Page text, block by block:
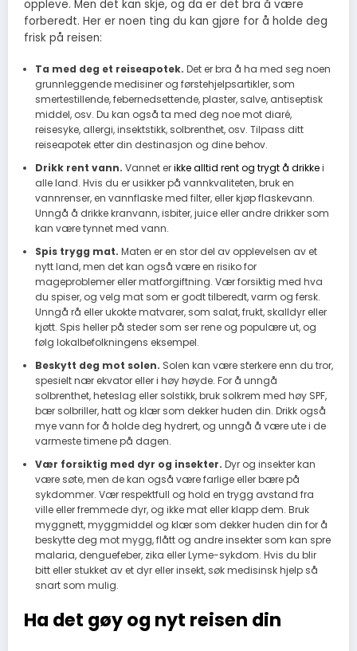
oppleve. Men det kan skje, og da er det bra å være
forberedt. Her er noen ting du kan gjøre for å holde deg
frisk på reisen:
Ta med deg et reiseapotek. Det er bra å ha med seg noen
grunnleggende medisiner og førstehjelpsartikler, som
smertestillende, febernedsettende, plaster, salve, antiseptisk
middel, osv. Du kan også ta med deg noe mot diaré,
reisesyke, allergi, insektstikk, solbrenthet, osv. Tilpass ditt
reiseapotek etter din destinasjon og dine behov.
Drikk rent vann. Vannet erikke alltid rent og trygt å drikkei
alle land. Hvis du er usikker på vannkvaliteten, bruk en
vannrenser, en vannflaske med filter, eller kjøp flaskevann.
Unngå å drikke kranvann, isbiter, juice eller andre drikker som
kan være tynnet med vann.
Spis trygg mat. Maten er en stor del av opplevelsen av et
nytt land, men det kan også være en risiko for
mageproblemer eller matforgiftning. Vær forsiktig med hva
du spiser, og velg mat som er godt tilberedt, varm og fersk.
Unngå rå eller ukokte matvarer, som salat, frukt, skalldyr eller
kjøtt. Spis heller på steder som ser rene og populære ut, og
følg lokalbefolkningens eksempel.
Beskytt deg mot solen. Solen kan være sterkere enn du tror,
spesielt nær ekvator eller i høy høyde. For å unngå
solbrenthet, heteslag eller solstikk, bruk solkrem med høy SPF,
bær solbriller, hatt og klær som dekker huden din. Drikk også
mye vann for å holde deg hydrert, og unngå å være ute i de
varmeste timene på dagen.
Vær forsiktig med dyr og insekter. Dyr og insekter kan
være søte, men de kan også være farlige eller bære på
sykdommer. Vær respektfull og hold en trygg avstand fra
ville eller fremmede dyr, og ikke mat eller klapp dem. Bruk
myggnett, myggmiddel og klær som dekker huden din for å
beskytte deg mot mygg, flått og andre insekter som kan spre
malaria, denguefeber, zika eller Lyme-sykdom. Hvis du blir
bitt eller stukket av et dyr eller insekt, søk medisinsk hjelp så
snart som mulig.
Ha det gøy og nyt reisen din